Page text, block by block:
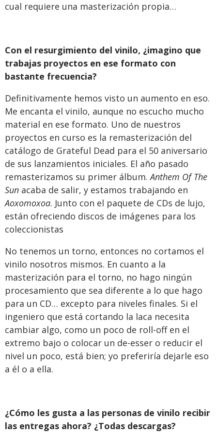
cual requiere una masterización propia…
Con el resurgimiento del vinilo, ¿imagino que
trabajas proyectos en ese formato con
bastante frecuencia?
Definitivamente hemos visto un aumento en eso.
Me encanta el vinilo, aunque no escucho mucho
material en ese formato. Uno de nuestros
proyectos en curso es la remasterización del
catálogo de Grateful Dead para el 50 aniversario
de sus lanzamientos iniciales. El año pasado
remasterizamos su primer álbum.Anthem Of The
Sun acaba de salir, y estamos trabajando en
Aoxomoxoa. Junto con el paquete de CDs de lujo,
están ofreciendo discos de imágenes para los
coleccionistas
No tenemos un torno, entonces no cortamos el
vinilo nosotros mismos. En cuanto a la
masterización para el torno, no hago ningún
procesamiento que sea diferente a lo que hago
para un CD… excepto para niveles finales. Si el
ingeniero que está cortando la laca necesita
cambiar algo, como un poco de roll-off en el
extremo bajo o colocar un de-esser o reducir el
nivel un poco, está bien; yo preferiría dejarle eso
a él o a ella.
¿Cómo les gusta a las personas de vinilo recibir
las entregas ahora? ¿Todas descargas?